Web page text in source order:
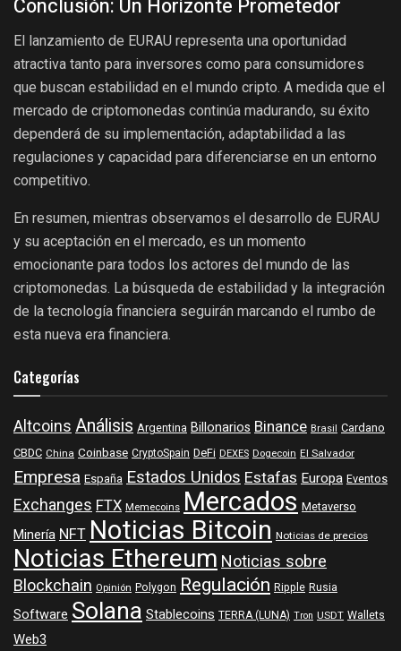
Conclusión: Un Horizonte Prometedor
El lanzamiento de EURAU representa una oportunidad
atractiva tanto para inversores como para consumidores
que buscan estabilidad en el mundo cripto. A medida que el
mercado de criptomonedas continúa madurando, su éxito
dependerá de su implementación, adaptabilidad a las
regulaciones y capacidad para diferenciarse en un entorno
competitivo.
En resumen, mientras observamos el desarrollo de EURAU
y su aceptación en el mercado, es un momento
emocionante para todos los actores del mundo de las
criptomonedas. La búsqueda de estabilidad y la integración
de la tecnología financiera seguirán marcando el rumbo de
esta nueva era financiera.
Categorías
AltcoinsAnálisis Argentina Billonarios Binance Brasil Cardano
CBDC China Coinbase CryptoSpain DeFi DEXES Dogecoin El Salvador
Empresa España Estados UnidosEstafasEuropa Eventos
ExchangesFTX Memecoins Mercados Metaverso
MineríaNFTNoticias Bitcoin Noticias de precios
Noticias EthereumNoticias sobre
Blockchain Opinión Polygon Regulación Ripple Rusia
Software SolanaStablecoins TERRA (LUNA) Tron USDT Wallets
Web3